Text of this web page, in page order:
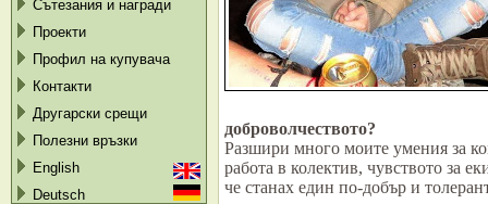
Сътезания и награди
Проекти
Профил на купувача
Контакти
Другарски срещи
Полезни връзки
English
Deutsch
доброволчеството?
Разшири много моите умения за
работа в колектив, чувството за
че станах един по-добър и